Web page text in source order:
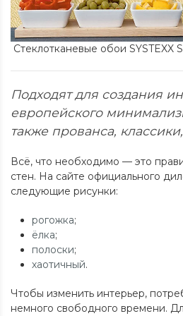
Стеклотканевые обои SYSTEXX
Подходят для создания
европейского
также прованса, классики,
Всё, что необходимо — это
стен. На сайте официального
следующие рисунки:
рогожка;
ёлка;
полоски;
хаотичный.
Чтобы изменить интерьер,
немного свободного времени.